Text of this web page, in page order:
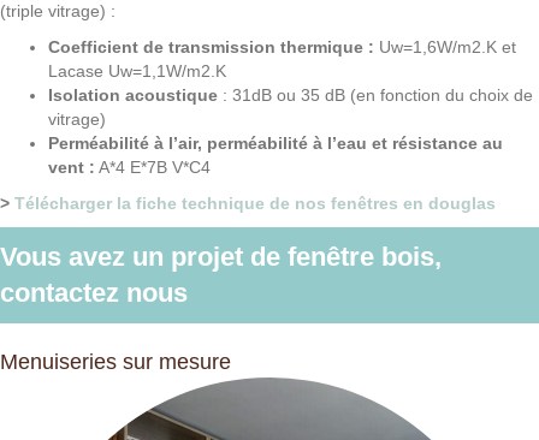
(triple vitrage) :
Coefficient de transmission thermique : Uw=1,6W/m2.K et
Lacase Uw=1,1W/m2.K
Isolation acoustique : 31dB ou 35 dB (en fonction du choix de
vitrage)
Perméabilité à l’air, perméabilité à l’eau et résistance au
vent : A*4 E*7B V*C4
> Télécharger la fiche technique de nos fenêtres en douglas
Vous avez un projet de fenêtre bois,
contactez nous
Menuiseries sur mesure